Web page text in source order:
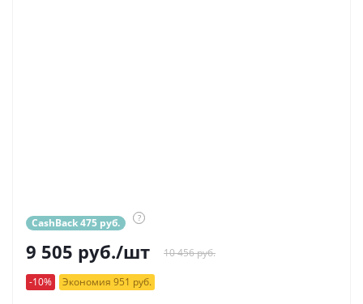
CashBack 475 руб. ?
9 505 руб./шт 10 456 руб.
-10% Экономия 951 руб.